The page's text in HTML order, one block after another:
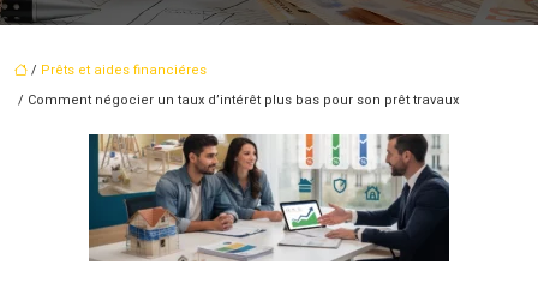
/ Prêts et aides financiéres
/ Comment négocier un taux d’intérêt plus bas pour son prêt travaux